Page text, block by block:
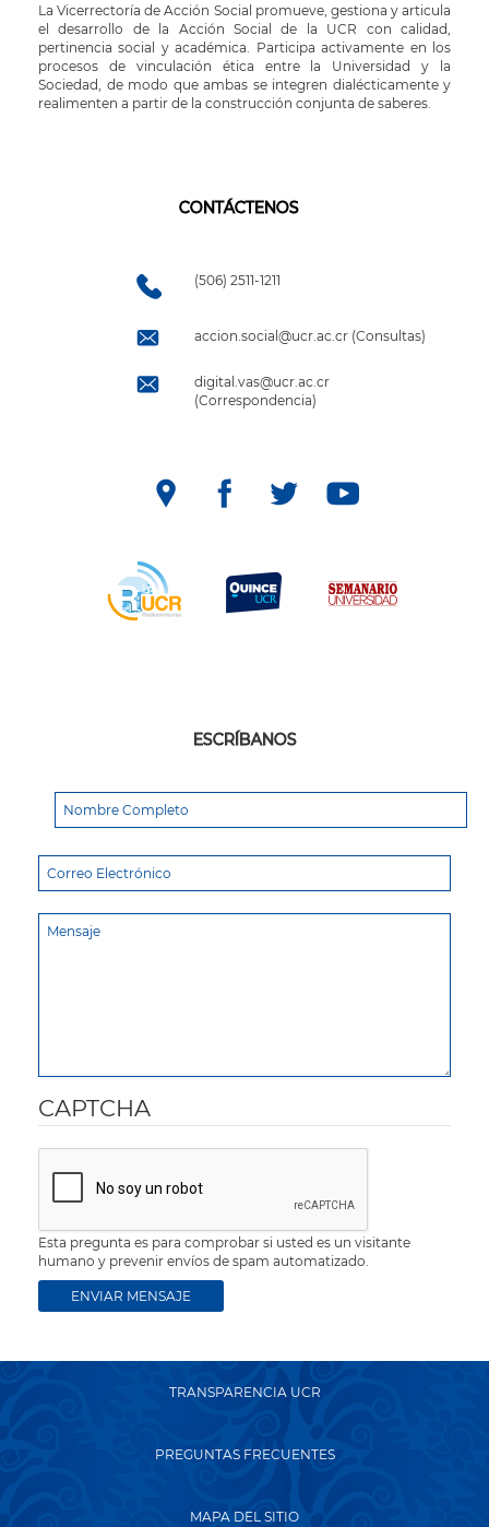
La Vicerrectoría de Acción Social promueve, gestiona y articula
el desarrollo de la Acción Social de la UCR con calidad,
pertinencia social y académica. Participa activamente en los
procesos de vinculación ética entre la Universidad y la
Sociedad, de modo que ambas se integren dialécticamente y
realimenten a partir de la construcción conjunta de saberes.
CONTÁCTENOS
(506) 2511-1211
accion.social@ucr.ac.cr (Consultas)
digital.vas@ucr.ac.cr
(Correspondencia)
ESCRÍBANOS
CAPTCHA
Esta pregunta es para comprobar si usted es un visitante
humano y prevenir envíos de spam automatizado.
TRANSPARENCIA UCR
PREGUNTAS FRECUENTES
MAPA DEL SITIO